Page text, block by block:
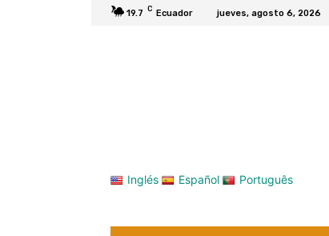
19.7 C Ecuador jueves, agosto 6, 2026
Inglés Español Português